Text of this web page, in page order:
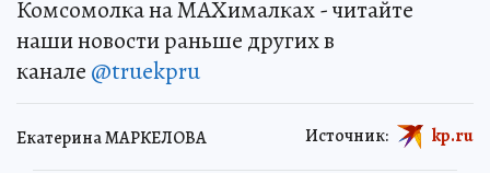
Комсомолка на MAXималках - читайте
наши новости раньше других в
канале @truekpru
Екатерина МАРКЕЛОВА Источник: kp.ru